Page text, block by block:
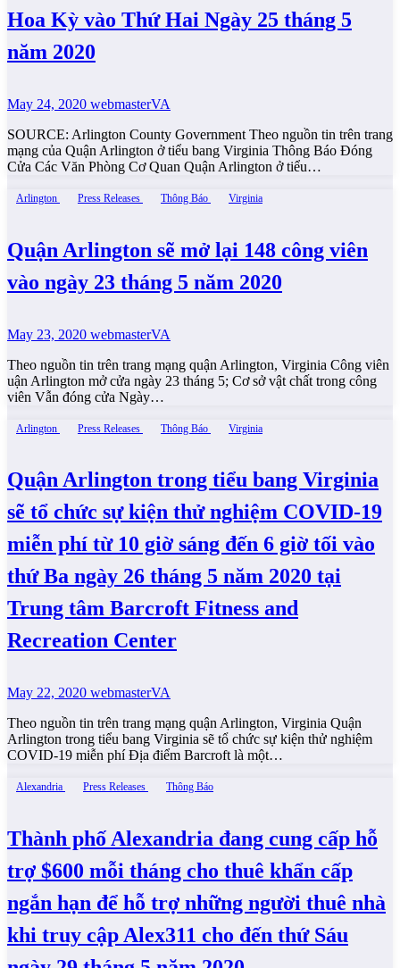
Hoa Kỳ vào Thứ Hai Ngày 25 tháng 5
năm 2020
May 24, 2020 webmasterVA
SOURCE: Arlington County Government Theo nguồn tin trên trang
mạng của Quận Arlington ở tiểu bang Virginia Thông Báo Đóng
Cửa Các Văn Phòng Cơ Quan Quận Arlington ở tiểu…
Arlington Press Releases Thông Báo Virginia
Quận Arlington sẽ mở lại 148 công viên
vào ngày 23 tháng 5 năm 2020
May 23, 2020 webmasterVA
Theo nguồn tin trên trang mạng quận Arlington, Virginia Công viên
uận Arlington mở cửa ngày 23 tháng 5; Cơ sở vật chất trong công
viên Vẫn đóng cửa Ngày…
Arlington Press Releases Thông Báo Virginia
Quận Arlington trong tiểu bang Virginia
sẽ tổ chức sự kiện thử nghiệm COVID-19
miễn phí từ 10 giờ sáng đến 6 giờ tối vào
thứ Ba ngày 26 tháng 5 năm 2020 tại
Trung tâm Barcroft Fitness and
Recreation Center
May 22, 2020 webmasterVA
Theo nguồn tin trên trang mạng quận Arlington, Virginia Quận
Arlington trong tiểu bang Virginia sẽ tổ chức sự kiện thử nghiệm
COVID-19 miễn phí Địa điểm Barcroft là một…
Alexandria Press Releases Thông Báo
Thành phố Alexandria đang cung cấp hỗ
trợ $600 mỗi tháng cho thuê khẩn cấp
ngắn hạn để hỗ trợ những người thuê nhà
khi truy cập Alex311 cho đến thứ Sáu